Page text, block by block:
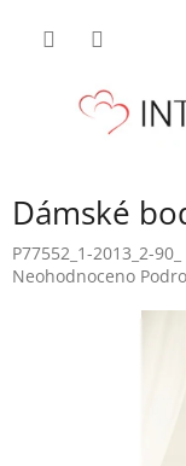
Dámské
P77552_1-2013_2-90_
Průměrné
Neohodnoceno